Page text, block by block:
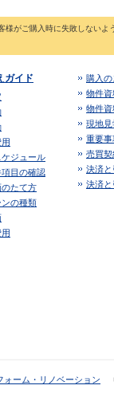
がご購入時に失敗しない
ガイド
ジュール
目の確認
のたて方
の種類
購入
物件資
物件
現地見
重要事
売買契
決済と
決済
ォーム・リノベーション